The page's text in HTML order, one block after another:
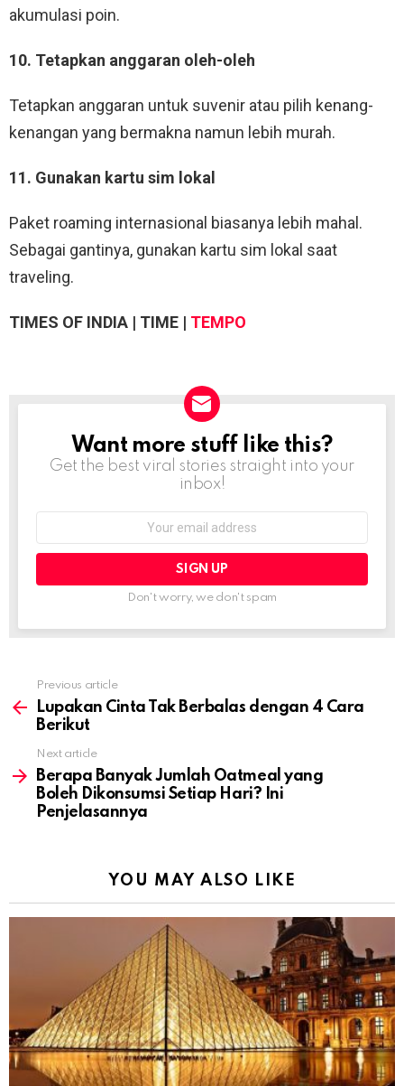
akumulasi poin.
10. Tetapkan anggaran oleh-oleh
Tetapkan anggaran untuk suvenir atau pilih kenang-
kenangan yang bermakna namun lebih murah.
11. Gunakan kartu sim lokal
Paket roaming internasional biasanya lebih mahal.
Sebagai gantinya, gunakan kartu sim lokal saat
traveling.
TIMES OF INDIA | TIME | TEMPO
NEWSLETTER
Want more stuff like this?
Get the best viral stories straight into your
inbox!
Don't worry, we don't spam
more
Previous article
Lupakan Cinta Tak Berbalas dengan 4 Cara
Berikut
Next article
Berapa Banyak Jumlah Oatmeal yang
Boleh Dikonsumsi Setiap Hari? Ini
Penjelasannya
YOU MAY ALSO LIKE